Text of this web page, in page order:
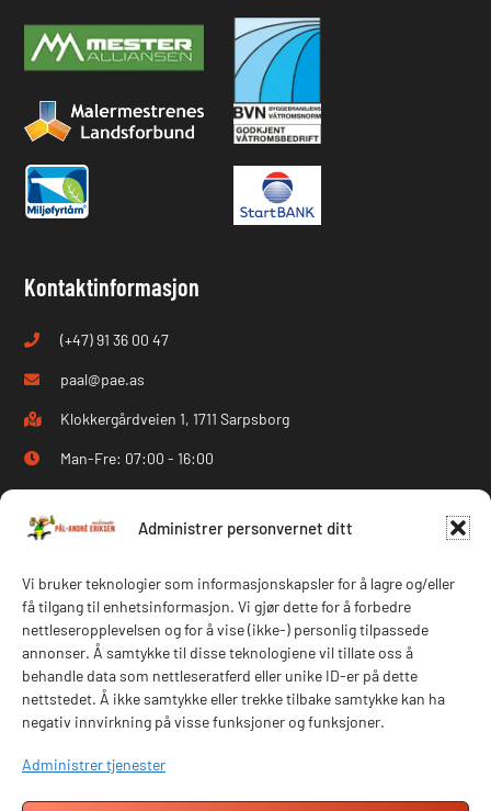
Administrer personvernet ditt
Vi bruker teknologier som informasjonskapsler for å lagre og/eller
få tilgang til enhetsinformasjon. Vi gjør dette for å forbedre
nettleseropplevelsen og for å vise (ikke-) personlig tilpassede
annonser. Å samtykke til disse teknologiene vil tillate oss å
behandle data som nettleseratferd eller unike ID-er på dette
nettstedet. Å ikke samtykke eller trekke tilbake samtykke kan ha
negativ innvirkning på visse funksjoner og funksjoner.
Administrer tjenester
Kontaktinformasjon
(+47) 91 36 00 47
paal@pae.as
Klokkergårdveien 1, 1711 Sarpsborg
Man-Fre: 07:00 - 16:00
Følg oss på Instagram
Navigasjon
Hjem
Tjenester
Om oss
Ansatte